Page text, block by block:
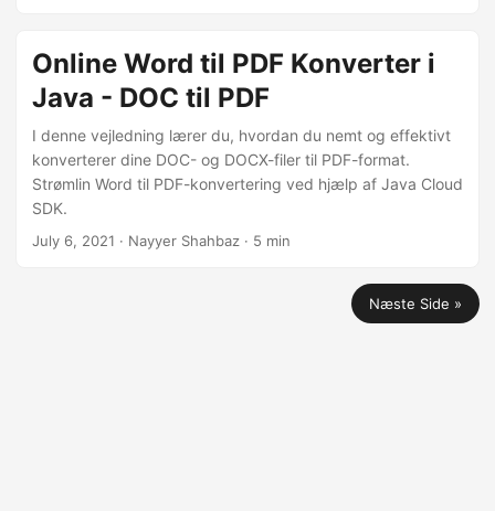
Online Word til PDF Konverter i
Java - DOC til PDF
I denne vejledning lærer du, hvordan du nemt og effektivt
konverterer dine DOC- og DOCX-filer til PDF-format.
Strømlin Word til PDF-konvertering ved hjælp af Java Cloud
SDK.
July 6, 2021 · Nayyer Shahbaz · 5 min
Næste Side »